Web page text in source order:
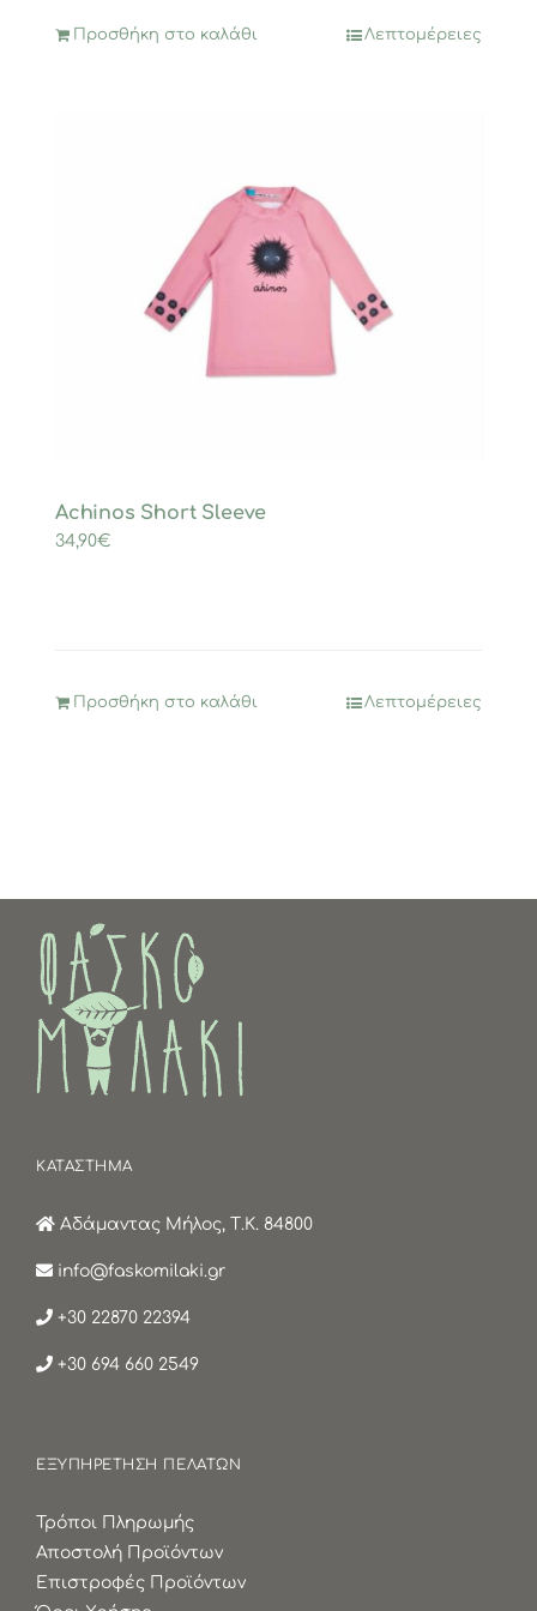
Προσθήκη στο καλάθι Λεπτομέρειες
Achinos Short Sleeve
34,90€
Προσθήκη στο καλάθι Λεπτομέρειες
ΚΑΤΑΣΤΗΜΑ
Αδάμαντας Μήλος, Τ.Κ. 84800
info@faskomilaki.gr
+30 22870 22394
+30 694 660 2549
ΕΞΥΠΗΡΕΤΗΣΗ ΠΕΛΑΤΩΝ
Τρόποι Πληρωμής
Αποστολή Προϊόντων
Επιστροφές Προϊόντων